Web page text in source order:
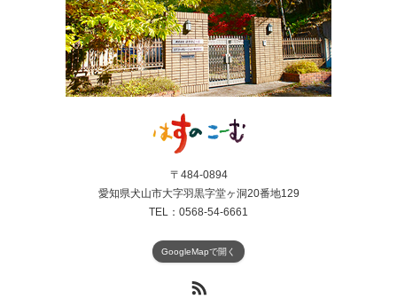
〒484-0894
愛知県犬山市大字羽黒字堂ヶ洞20番地129
TEL：0568-54-6661
GoogleMapで開く